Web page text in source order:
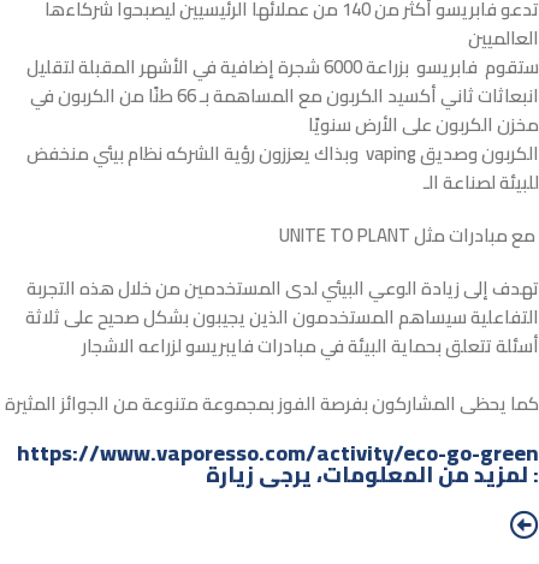
العالميين
ستقوم فابريسو بزراعة 6000 شجرة إضافية في الأشهر المقبلة لتقليل
انبعاثات ثاني أكسيد الكربون مع المساهمة بـ 66 طنًا من الكربون في
مخزن الكربون على الأرض سنويًا
وبذاك يعززون رؤية الشركه نظام بيئي منخفض vaping الكربون وصديق
للبيئة لصناعة الـ
UNITE TO PLANT
تهدف إلى زيادة الوعي البيئي لدى المستخدمين من خلال هذه التجربة
التفاعلية سيساهم المستخدمون الذين يجيبون بشكل صحيح على ثلاثة
أسئلة تتعلق بحماية البيئة في مبادرات فايبريسو لزراعه الاشجار
كما يحظى المشاركون بفرصة الفوز بمجموعة متنوعة من الجوائز المثيرة
https://www.vaporesso.com/activity/eco-go-green
لمزيد من المعلومات، يرجى زيارة :